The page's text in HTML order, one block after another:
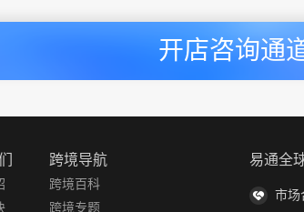
开店咨询通
跨境导航
跨境百科
跨境专题
易通全
市场